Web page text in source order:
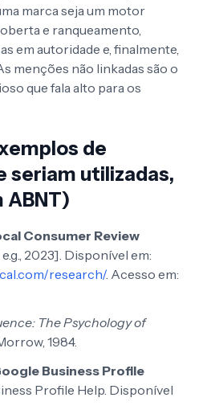
marca seja um motor
e ranqueamento,
em autoridade e, finalmente,
menções não linkadas são o
que fala alto para os
de
seriam utilizadas,
ABNT)
Consumer Review
e.g., 2023]. Disponível em:
research/. Acesso em:
The Psychology of
1984.
Business Profile
Profile Help. Disponível